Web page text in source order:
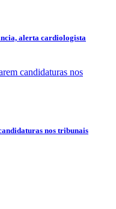
alerta cardiologista
nos tribunais